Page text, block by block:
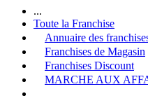
...
Toute la Franchise
Annuaire des
Franchises de Magasin
Franchises Discount
MARCHE AUX